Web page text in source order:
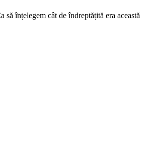
înțelegem cât de îndreptățită era această